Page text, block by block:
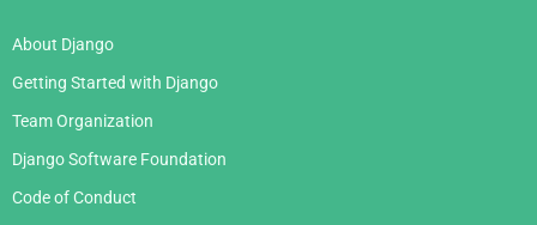
About Django
Getting Started with Django
Team Organization
Django Software Foundation
Code of Conduct